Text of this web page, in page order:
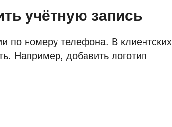
учётную запись
по номеру телефона. В клиентских
Например, добавить логотип